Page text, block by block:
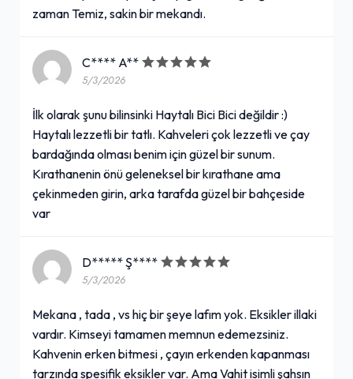
zaman Temiz, sakin bir mekandı.
C**** A**
5/3/2026
İlk olarak şunu bilinsinki Haytalı Bici Bici değildir :)
Haytalı lezzetli bir tatlı. Kahveleri çok lezzetli ve çay
bardağında olması benim için güzel bir sunum.
Kırathanenin önü geleneksel bir kırathane ama
çekinmeden girin, arka tarafda güzel bir bahçeside
var
D***** Ş****
5/3/2026
Mekana , tada , vs hiç bir şeye lafım yok. Eksikler illaki
vardır. Kimseyi tamamen memnun edemezsiniz.
Kahvenin erken bitmesi , çayın erkenden kapanması
tarzında spesifik eksikler var. Ama Vahit isimli şahsın